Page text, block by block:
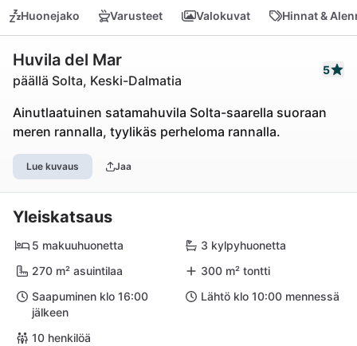
Huonejako Varusteet Valokuvat Hinnat &
Huvila del Mar
päällä Solta, Keski-Dalmatia
5
Ainutlaatuinen satamahuvila Solta-saarella suoraan
meren rannalla, tyylikäs perheloma rannalla.
Lue kuvaus Jaa
Yleiskatsaus
5 makuuhuonetta
3 kylpyhuonetta
270 m² asuintilaa
300 m² tontti
Saapuminen klo 16:00
jälkeen
Lähtö klo 10:00 mennessä
10 henkilöä